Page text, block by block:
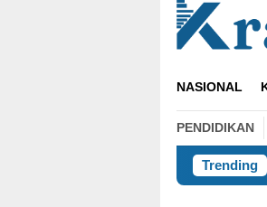
NASIONAL
PENDIDIKAN
Trending
KKM 37 UNIBA Dorong